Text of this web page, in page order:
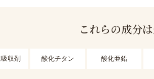
これらの成分
収剤 酸化チタン 酸化亜鉛